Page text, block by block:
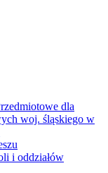
dla
woj. śląskiego w
i oddziałów